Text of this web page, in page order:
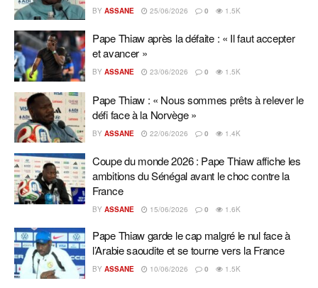
BY ASSANE 25/06/2026 0 1.5K
Pape Thiaw après la défaite : « Il faut accepter
et avancer »
BY ASSANE 23/06/2026 0 1.5K
Pape Thiaw : « Nous sommes prêts à relever le
défi face à la Norvège »
BY ASSANE 22/06/2026 0 1.4K
Coupe du monde 2026 : Pape Thiaw affiche les
ambitions du Sénégal avant le choc contre la
France
BY ASSANE 15/06/2026 0 1.6K
Pape Thiaw garde le cap malgré le nul face à
l’Arabie saoudite et se tourne vers la France
BY ASSANE 10/06/2026 0 1.5K